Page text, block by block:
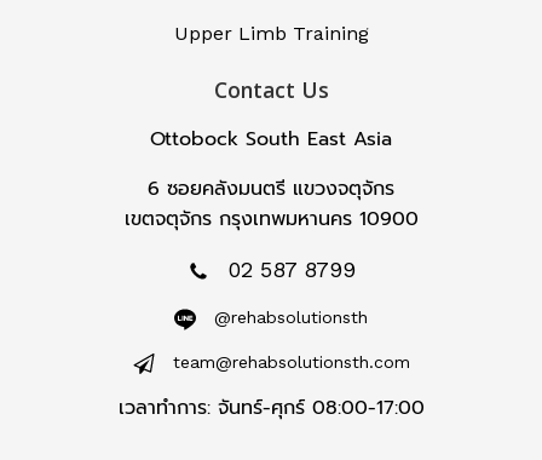
Upper Limb Training
Contact Us
Ottobock South East Asia
6 ซอยคลังมนตรี แขวงจตุจักร
เขตจตุจักร กรุงเทพมหานคร 10900
02 587 8799
@rehabsolutionsth
team@rehabsolutionsth.com
เวลาทำการ: จันทร์-ศุกร์ 08:00-17:00